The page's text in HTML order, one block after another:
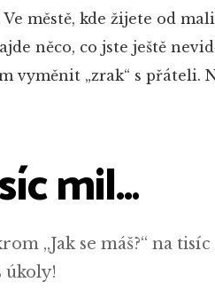
městě, kde žijete od
něco, co jste ještě
vyměnit „zrak“ s přáteli.
mil…
„Jak se máš?“ na
úkoly!